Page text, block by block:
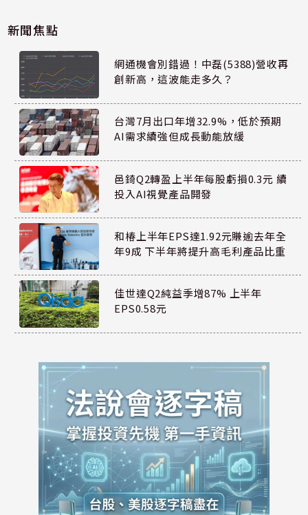
新聞焦點
網通機會別錯過！中磊(5388)營收再
創新高，這波能走多久？
台灣7月出口年增32.9%，低於預期
AI需求續強但成長動能放緩
邑錡Q2轉盈上半年每股虧損0.3元 續
投入AI視覺產品開發
和椿上半年EPS達1.92元賺逾去年全
年9成 下半年將提升高毛利產品比重
佳世達Q2純益季增87% 上半年
EPS0.58元